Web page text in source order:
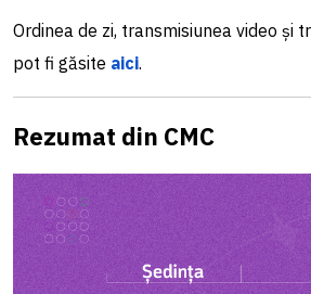
Ordinea de zi, transmisiunea video și
pot fi găsite aici.
Rezumat din CMC